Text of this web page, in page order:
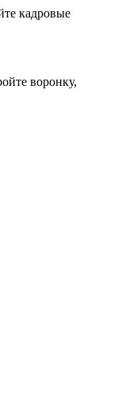
кадровые
воронку,